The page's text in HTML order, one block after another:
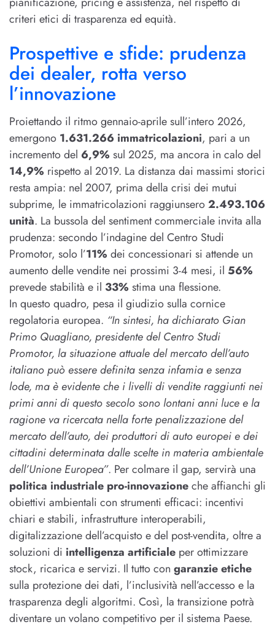
criteri etici di trasparenza ed equità.
Prospettive e sfide: prudenza
dei dealer, rotta verso
l’innovazione
Proiettando il ritmo gennaio-aprile sull’intero 2026,
emergono 1.631.266 immatricolazioni, pari a un
incremento del 6,9% sul 2025, ma ancora in calo del
14,9% rispetto al 2019. La distanza dai massimi storici
resta ampia: nel 2007, prima della crisi dei mutui
subprime, le immatricolazioni raggiunsero2.493.106
unità. La bussola del sentiment commerciale invita alla
prudenza: secondo l’indagine del Centro Studi
Promotor, solo l’11% dei concessionari si attende un
aumento delle vendite nei prossimi 3-4 mesi, il 56%
prevede stabilità e il 33% stima una flessione.
In questo quadro, pesa il giudizio sulla cornice
regolatoria europea. “In sintesi, ha dichiarato Gian
Primo Quagliano, presidente del Centro Studi
Promotor, la situazione attuale del mercato dell’auto
italiano può essere definita senza infamia e senza
lode, ma è evidente che i livelli di vendite raggiunti nei
primi anni di questo secolo sono lontani anni luce e la
ragione va ricercata nella forte penalizzazione del
mercato dell’auto, dei produttori di auto europei e dei
cittadini determinata dalle scelte in materia ambientale
dell’Unione Europea”. Per colmare il gap, servirà una
politica industriale pro-innovazioneche affianchi gli
obiettivi ambientali con strumenti efficaci: incentivi
chiari e stabili, infrastrutture interoperabili,
digitalizzazione dell’acquisto e del post-vendita, oltre a
soluzioni di intelligenza artificiale per ottimizzare
stock, ricarica e servizi. Il tutto con garanzie etiche
sulla protezione dei dati, l’inclusività nell’accesso e la
trasparenza degli algoritmi. Così, la transizione potrà
diventare un volano competitivo per il sistema Paese.